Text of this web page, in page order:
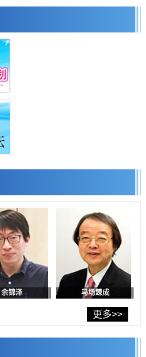
与耐久性的材料设计开辟道路
的红色成分可抑制老化与炎症，有望
型基因疗法，利用超小型GAD67启动
两种激素波动叠加所致
稳定工作至300℃的介电材料，已验
境下工作
倍，但与中美德仍有较大差距
：目标为死亡人数至少减半，重点强
反应的机制，阐明即便DNA相同反应
药给药的安全性，在转移性尿路上皮
新白皮书》，解读第七期基本计划
型信使物质
示衰老过程中的糖链变化
李鸥 安宁
余锦泽 马场錬成
更多>>